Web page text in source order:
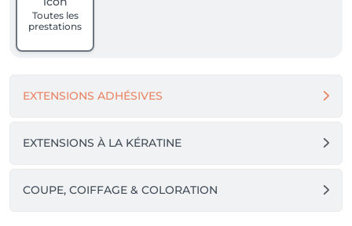
Toutes les
prestations
EXTENSIONS ADHÉSIVES
EXTENSIONS À LA KÉRATINE
COUPE, COIFFAGE & COLORATION